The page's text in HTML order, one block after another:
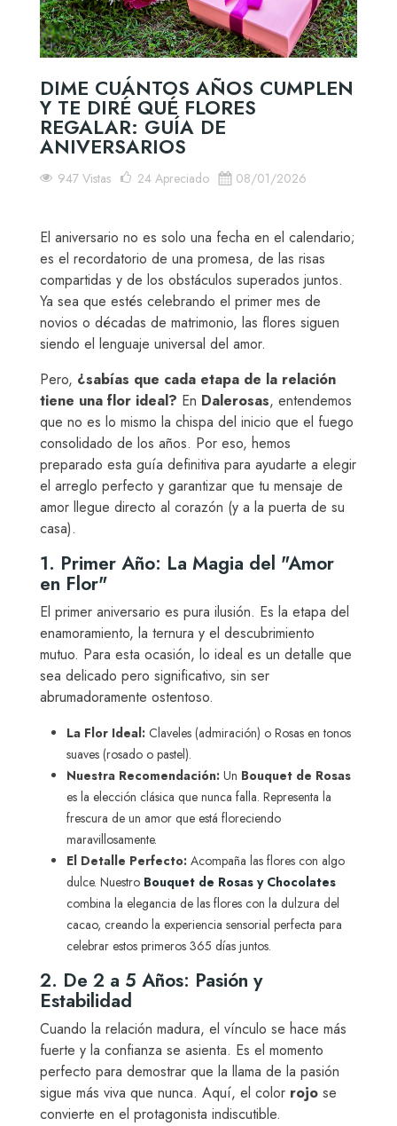
DIME CUÁNTOS AÑOS CUMPLEN
Y TE DIRÉ QUÉ FLORES
REGALAR: GUÍA DE
ANIVERSARIOS
947 Vistas 24 Apreciado 08/01/2026
El aniversario no es solo una fecha en el calendario;
es el recordatorio de una promesa, de las risas
compartidas y de los obstáculos superados juntos.
Ya sea que estés celebrando el primer mes de
novios o décadas de matrimonio, las flores siguen
siendo el lenguaje universal del amor.
Pero, ¿sabías que cada etapa de la relación
tiene una flor ideal? En Dalerosas, entendemos
que no es lo mismo la chispa del inicio que el fuego
consolidado de los años. Por eso, hemos
preparado esta guía definitiva para ayudarte a elegir
el arreglo perfecto y garantizar que tu mensaje de
amor llegue directo al corazón (y a la puerta de su
casa).
1. Primer Año: La Magia del "Amor
en Flor"
El primer aniversario es pura ilusión. Es la etapa del
enamoramiento, la ternura y el descubrimiento
mutuo. Para esta ocasión, lo ideal es un detalle que
sea delicado pero significativo, sin ser
abrumadoramente ostentoso.
La Flor Ideal: Claveles (admiración) o Rosas en tonos
suaves (rosado o pastel).
Nuestra Recomendación: Un Bouquet de Rosas
es la elección clásica que nunca falla. Representa la
frescura de un amor que está floreciendo
maravillosamente.
El Detalle Perfecto: Acompaña las flores con algo
dulce. Nuestro Bouquet de Rosas y Chocolates
combina la elegancia de las flores con la dulzura del
cacao, creando la experiencia sensorial perfecta para
celebrar estos primeros 365 días juntos.
2. De 2 a 5 Años: Pasión y
Estabilidad
Cuando la relación madura, el vínculo se hace más
fuerte y la confianza se asienta. Es el momento
perfecto para demostrar que la llama de la pasión
sigue más viva que nunca. Aquí, el color rojo se
convierte en el protagonista indiscutible.